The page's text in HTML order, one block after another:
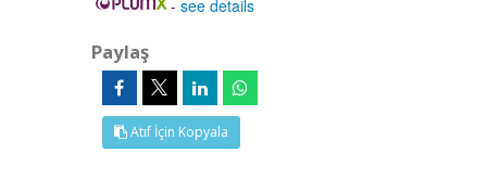
-see details
Paylaş
Atıf İçin Kopyala